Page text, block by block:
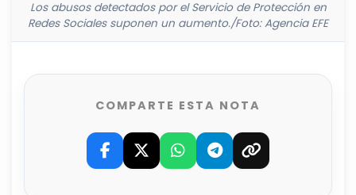
Los abusos detectados por el Servicio de Protección en
Redes Sociales suponen un aumento./Foto: Agencia EFE
COMPARTE ESTA NOTA